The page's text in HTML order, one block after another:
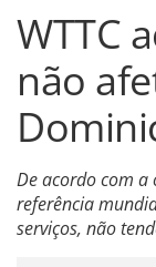
WTTC
não
De acordo com a
referência
serviços, não